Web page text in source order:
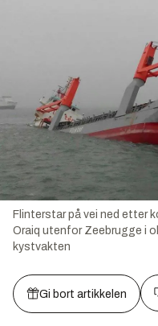
Flinterstar på vei ned etter
Oraiq utenfor Zeebrugge i
kystvakten
Gi bort artikkelen